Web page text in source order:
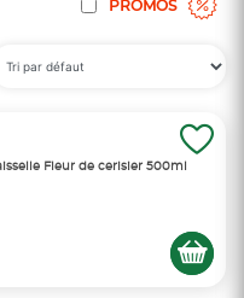
PROMOS
Fleur de cerisier 500ml